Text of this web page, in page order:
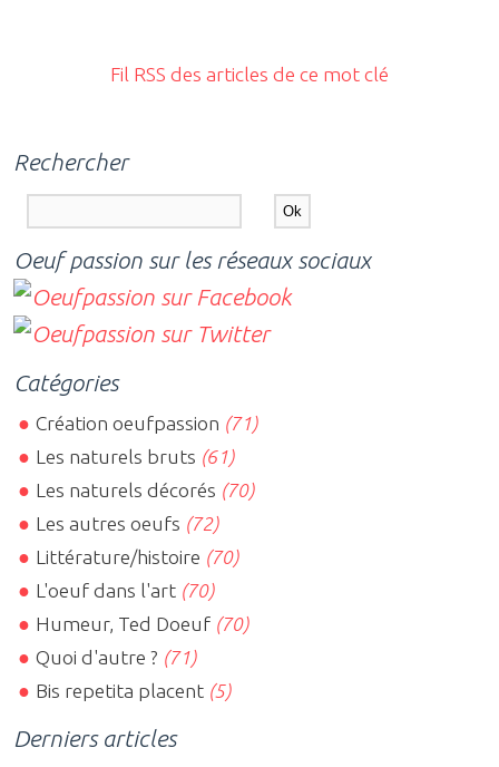
Fil RSS des articles de ce mot clé
Rechercher
Oeuf passion sur les réseaux sociaux
Catégories
Création oeufpassion (71)
Les naturels bruts (61)
Les naturels décorés (70)
Les autres oeufs (72)
Littérature/histoire (70)
L'oeuf dans l'art (70)
Humeur, Ted Doeuf (70)
Quoi d'autre ? (71)
Bis repetita placent (5)
Derniers articles